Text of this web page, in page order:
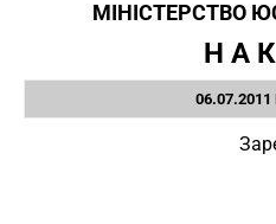
МІНІСТЕРСТВО
Н А
06.07.2011